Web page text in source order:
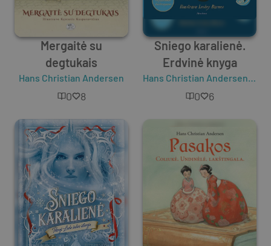
Mergaitė su
degtukais
Hans Christian Andersen
0 8
Sniego karalienė.
Erdvinė knyga
Hans Christian Andersen
,
0 6